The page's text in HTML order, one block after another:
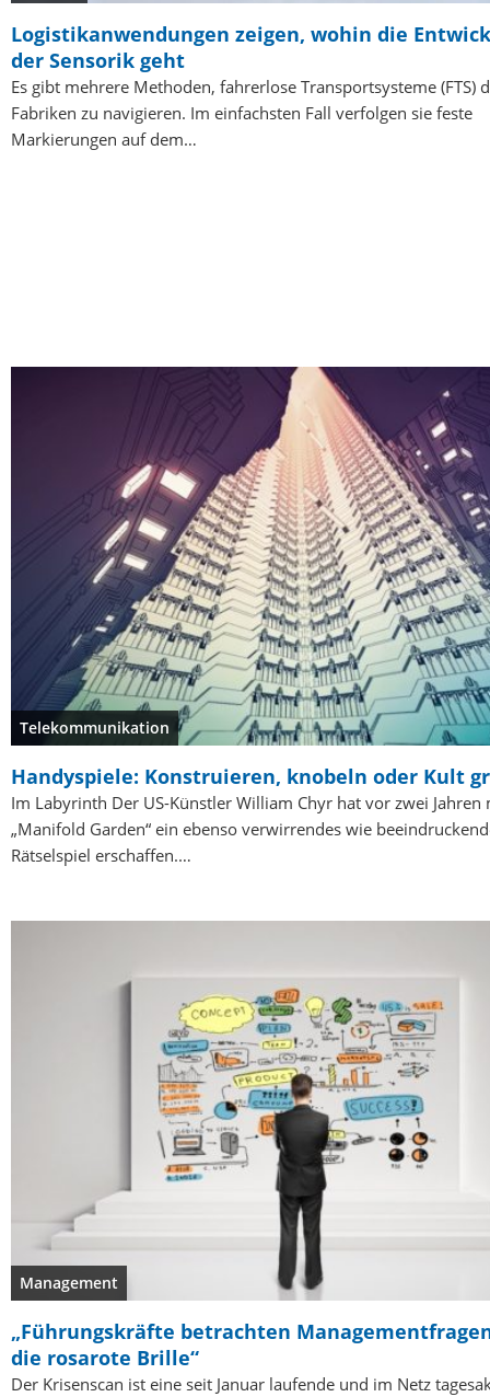
Logistikanwendungen zeigen, wohin die
der Sensorik geht
Es gibt mehrere Methoden, fahrerlose Transportsysteme (FTS)
Fabriken zu navigieren. Im einfachsten Fall verfolgen sie feste
Markierungen auf dem…
Telekommunikation
Handyspiele: Konstruieren, knobeln oder Kult
Im Labyrinth Der US-Künstler William Chyr hat vor zwei Jahren
„Manifold Garden“ ein ebenso verwirrendes wie
Rätselspiel erschaffen.…
Management
„Führungskräfte betrachten
die rosarote Brille“
Der Krisenscan ist eine seit Januar laufende und im Netz